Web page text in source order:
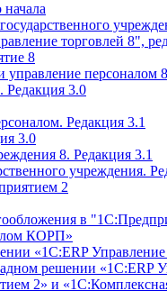
торговлей 8",
8
персоналом
Редакция 3.0
Редакция 3.1
3.0
8. Редакция 3.1
учреждения.
2
в
КОРП»
«1С:ERP
решении «1С:ERP
2» и